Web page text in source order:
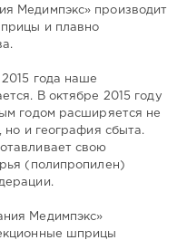
Медимпэкс» производит
и плавно
года наше
В октябре 2015 году
годом расширяется не
но и география сбыта.
свою
(полипропилен)
Медимпэкс»
шприцы